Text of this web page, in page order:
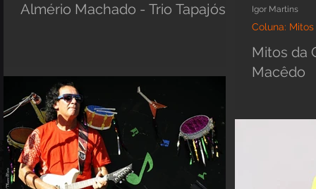
Almério Machado - Trio Tapajós
Mitos da
Macêdo
Coluna: Mitos
Igor Martins